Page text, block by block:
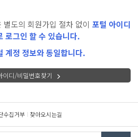
도의 회원가입 절차 없이 포털 아이디
로그인 할 수 있습니다.
계정 정보와 동일합니다.
이디/비밀번호찾기
수집거부 찾아오시는길